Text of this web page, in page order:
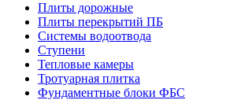
Плиты дорожные
Плиты перекрытий ПБ
Системы водоотвода
Ступени
Тепловые камеры
Тротуарная плитка
Фундаментные блоки ФБС